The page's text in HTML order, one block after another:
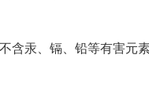
含汞、镉、铅等有害元